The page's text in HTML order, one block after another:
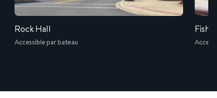
Rock Hall
Accessible par bateau
Fish